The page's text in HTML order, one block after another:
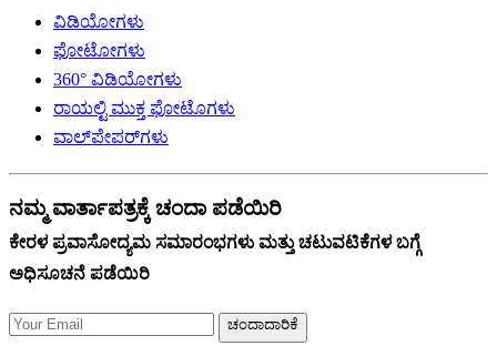
ವಿಡಿಯೋಗಳು
ಫೋಟೋಗಳು
360° ವಿಡಿಯೋಗಳು
ರಾಯಲ್ಟಿ ಮುಕ್ತ ಫೋಟೊಗಳು
ವಾಲ್‌ಪೇಪರ್‌ಗಳು
ನಮ್ಮ ವಾರ್ತಾಪತ್ರಕ್ಕೆ ಚಂದಾ ಪಡೆಯಿರಿ
ಕೇರಳ ಪ್ರವಾಸೋದ್ಯಮ ಸಮಾರಂಭಗಳು ಮತ್ತು ಚಟುವಟಿಕೆಗಳ ಬಗ್ಗೆ
ಅಧಿಸೂಚನೆ ಪಡೆಯಿರಿ
ಚಂದಾದಾರಿಕೆ